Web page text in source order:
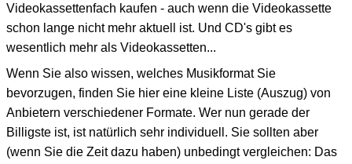
Videokassettenfach kaufen - auch wenn die Videokassette
schon lange nicht mehr aktuell ist. Und CD's gibt es
wesentlich mehr als Videokassetten...
Wenn Sie also wissen, welches Musikformat Sie
bevorzugen, finden Sie hier eine kleine Liste (Auszug) von
Anbietern verschiedener Formate. Wer nun gerade der
Billigste ist, ist natürlich sehr individuell. Sie sollten aber
(wenn Sie die Zeit dazu haben) unbedingt vergleichen: Das